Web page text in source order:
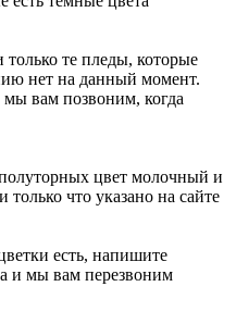
только те пледы, которые
нет на данный момент.
мы вам позвоним, когда
цвет молочный и
что указано на сайте
есть, напишите
и мы вам перезвоним